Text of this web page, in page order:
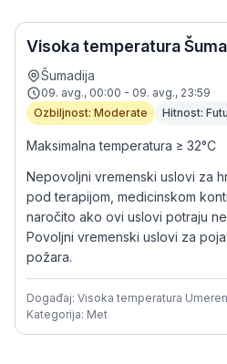
Visoka temperatura
Šumadija
09. avg., 00:00 - 09. avg., 23:59
Ozbiljnost: Moderate
Hitnost:
Maksimalna temperatura ≥ 32°C
Nepovoljni vremenski uslovi za
pod terapijom, medicinskom
naročito ako ovi uslovi potraju
Povoljni vremenski uslovi za
požara.
Događaj: Visoka temperatura
Kategorija: Met